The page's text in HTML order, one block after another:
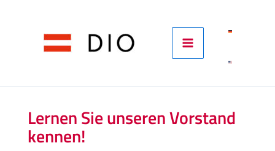
Lernen Sie unseren Vorstand
kennen!